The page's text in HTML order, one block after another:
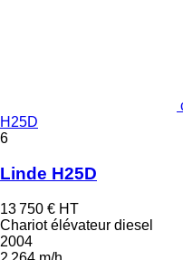
H25D
6
Linde H25D
13 750 € HT
Chariot élévateur diesel
2004